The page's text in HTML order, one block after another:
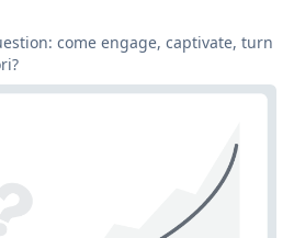
come engage, captivate, turn